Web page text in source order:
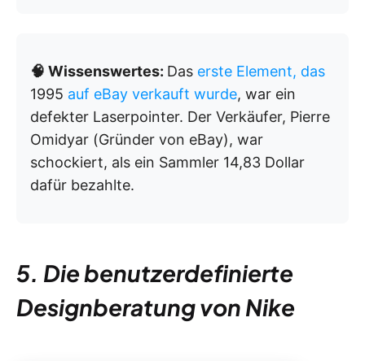
🧠 Wissenswertes: Das erste Element, das
1995 auf eBay verkauft wurde, war ein
defekter Laserpointer. Der Verkäufer, Pierre
Omidyar (Gründer von eBay), war
schockiert, als ein Sammler 14,83 Dollar
dafür bezahlte.
5. Die benutzerdefinierte
Designberatung von Nike